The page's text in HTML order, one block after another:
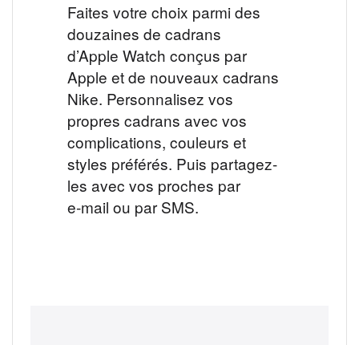
Faites votre choix parmi des
douzaines de cadrans
d’Apple Watch conçus par
Apple et de nouveaux cadrans
Nike. Personnalisez vos
propres cadrans avec vos
complications, couleurs et
styles préférés. Puis partagez-
les avec vos proches par
e‑mail ou par SMS.